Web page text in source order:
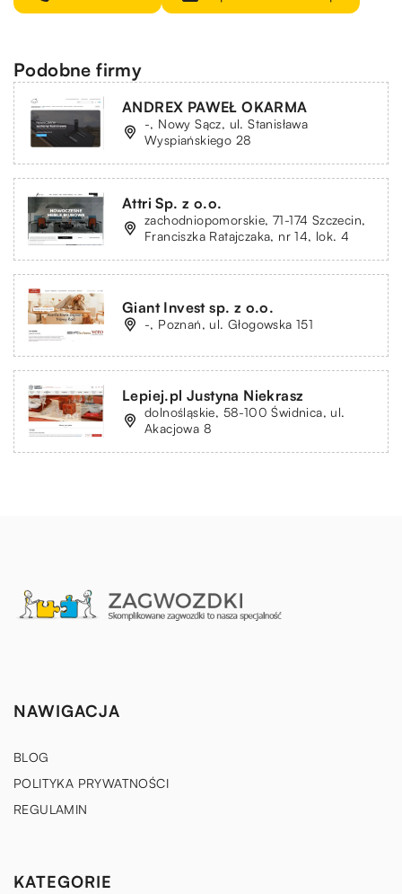
Podobne firmy
ANDREX PAWEŁ OKARMA
-, Nowy Sącz, ul. Stanisława
Wyspiańskiego 28
Attri Sp. z o.o.
zachodniopomorskie, 71-174 Szczecin,
Franciszka Ratajczaka, nr 14, lok. 4
Giant Invest sp. z o.o.
-, Poznań, ul. Głogowska 151
Lepiej.pl Justyna Niekrasz
dolnośląskie, 58-100 Świdnica, ul.
Akacjowa 8
NAWIGACJA
BLOG
POLITYKA PRYWATNOŚCI
REGULAMIN
KATEGORIE